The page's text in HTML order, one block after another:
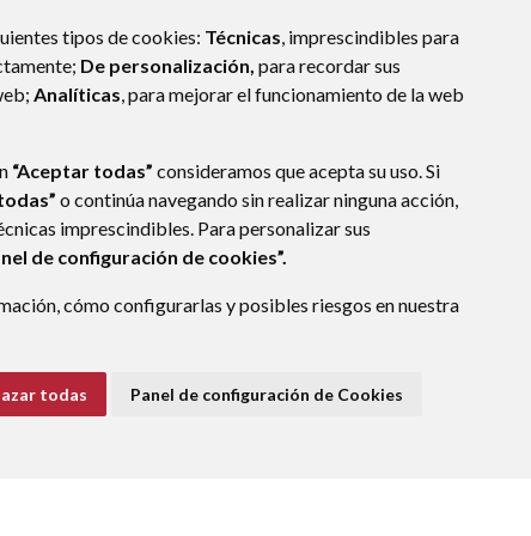
tipos de cookies: Técnicas, imprescindibles para
De personalización, para recordar sus
Analíticas, para mejorar el funcionamiento de la web
“Aceptar todas” consideramos que acepta su uso. Si
o continúa navegando sin realizar ninguna acción,
imprescindibles. Para personalizar sus
de configuración de cookies”.
cómo configurarlas y posibles riesgos en nuestra
todas Panel de configuración de Cookies